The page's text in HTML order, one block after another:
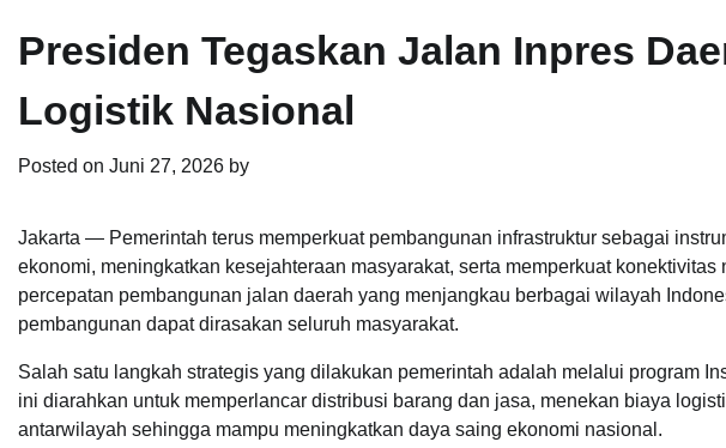
Presiden Tegaskan Jalan Inpres
Logistik Nasional
Posted on Juni 27, 2026 by
Jakarta — Pemerintah terus memperkuat pembangunan infrastruktur sebagai
ekonomi, meningkatkan kesejahteraan masyarakat, serta memperkuat
percepatan pembangunan jalan daerah yang menjangkau berbagai wilayah
pembangunan dapat dirasakan seluruh masyarakat.
Salah satu langkah strategis yang dilakukan pemerintah adalah melalui program
ini diarahkan untuk memperlancar distribusi barang dan jasa, menekan biaya
antarwilayah sehingga mampu meningkatkan daya saing ekonomi nasional.